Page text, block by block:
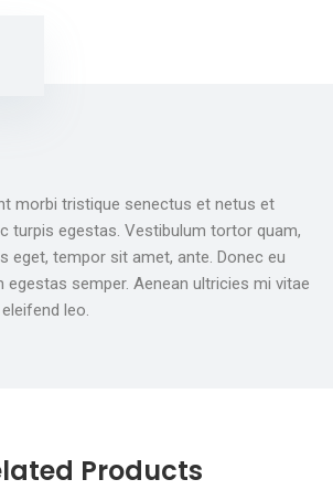
morbi tristique senectus et netus et
turpis egestas. Vestibulum tortor quam,
eget, tempor sit amet, ante. Donec eu
egestas semper. Aenean ultricies mi vitae
leo.
Products